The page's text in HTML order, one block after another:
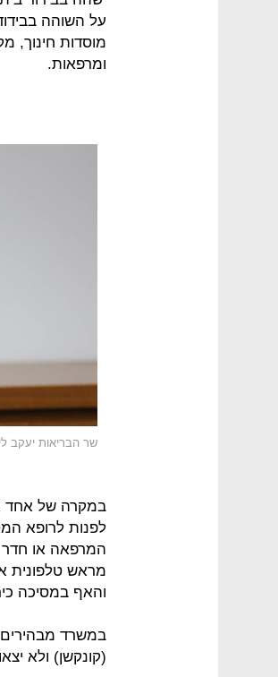
על השוהה
מוסדות חינוך,
ומרפאות.
שר הבריאות יעקב
במקרה של אחד
לפנות לרופא
המרפאה או חדר
מראש טלפונית
והאף במסיכה
במשרד מבהירים
(קונקשן) ולא